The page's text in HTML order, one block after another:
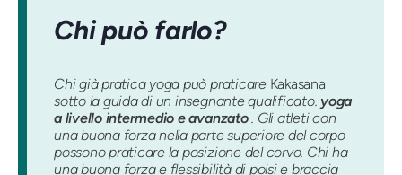
Chi può farlo?
Chi già pratica yoga può praticare Kakasana
sotto la guida di un insegnante qualificato. yoga
a livello intermedio e avanzato. Gli atleti con
una buona forza nella parte superiore del corpo
possono praticare la posizione del corvo. Chi ha
una buona forza e flessibilità di polsi e braccia